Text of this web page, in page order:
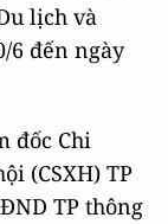
lịch và
6 đến ngày
đốc Chi
(CSXH) TP
TP thông